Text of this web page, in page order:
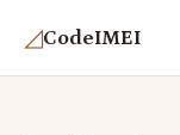
◿CodeIMEI